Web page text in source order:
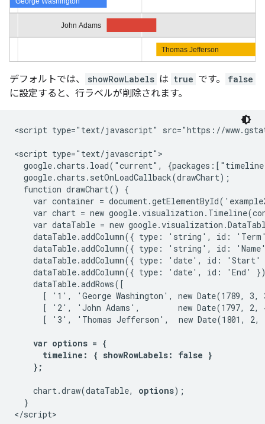
デフォルトでは、 showRowLabels は true です。
false
に設定すると、行ラベルが削除されます。
<script type="text/javascript" src="https://
<script type="text/javascript">
google.charts.load("current",
  google.charts.setOnLoadCallback(drawChart);
  function drawChart() {
var container =
var chart = new
var dataTable = new
dataTable.addColumn({ type: 'string', id:
dataTable.addColumn({ type: 'string', id:
dataTable.addColumn({ type: 'date', id: 'Start'
dataTable.addColumn({ type: 'date', id: 'End'
    dataTable.addRows([
[ '1', 'George Washington', new Date(1789, 3,
[ '2', 'John Adams',        new Date(1797, 2,
[ '3', 'Thomas Jefferson',  new Date(1801,
var options = {
      timeline: { showRowLabels: false }
    };
    chart.draw(dataTable,
options);
  }
</script>